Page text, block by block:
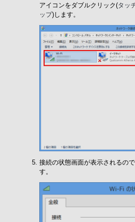
アイコンをダブルクリック(タッ
ップ)します。
接続の状態画面が表示されるの
す。